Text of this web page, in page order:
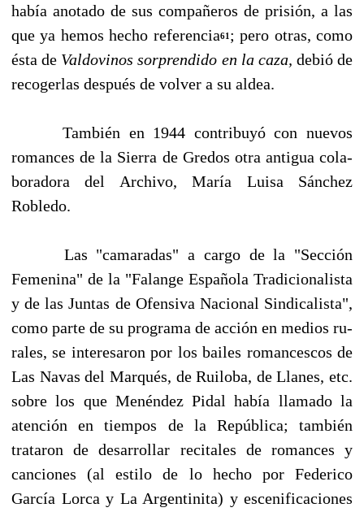
había anotado de sus compañeros de prisión, a las
que ya hemos hecho referencia61 ; pero otras, como
ésta de Valdovinos sorprendido en la caza, debió de
recogerlas después de volver a su aldea.
También en 1944 contribuyó con nuevos
romances de la Sierra de Gredos otra antigua cola­
boradora del Archivo, María Luisa Sánchez
Robledo.
Las "camaradas" a cargo de la "Sección
Femenina" de la "Falange Española Tradicionalista
y de las Juntas de Ofensiva Nacional Sindicalista",
como parte de su programa de acción en medios ru­
rales, se interesaron por los bailes romancescos de
Las Navas del Marqués, de Ruiloba, de Llanes, etc.
sobre los que Menéndez Pidal había llamado la
atención en tiempos de la República; también
trataron de desarrollar recitales de romances y
canciones (al estilo de lo hecho por Federico
García Lorca y La Argentinita) y escenificaciones